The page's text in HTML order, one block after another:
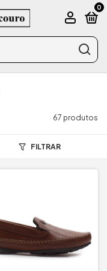
0
67 produtos
FILTRAR